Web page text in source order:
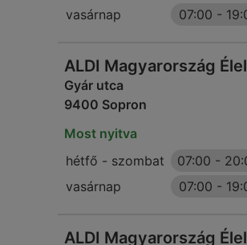
vasárnap
07:00 -
ALDI Magyarország
Gyár utca
9400 Sopron
Most nyitva
hétfő - szombat
07:00 -
vasárnap
07:00 -
ALDI Magyarország